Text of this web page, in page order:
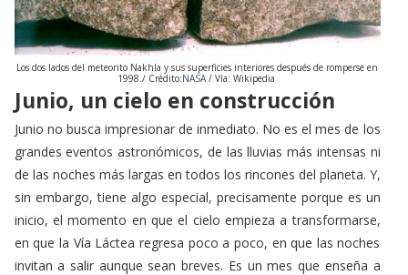
Los dos lados del meteorito Nakhla y sus superficies interiores después de romperse en
1998./ Crédito:NASA/ Vía: Wikipedia
Junio, un cielo en construcción
Junio no busca impresionar de inmediato. No es el mes de los
grandes eventos astronómicos, de las lluvias más intensas ni
de las noches más largas en todos los rincones del planeta. Y,
sin embargo, tiene algo especial, precisamente porque es un
inicio, el momento en que el cielo empieza a transformarse,
en que la Vía Láctea regresa poco a poco, en que las noches
invitan a salir aunque sean breves. Es un mes que enseña a